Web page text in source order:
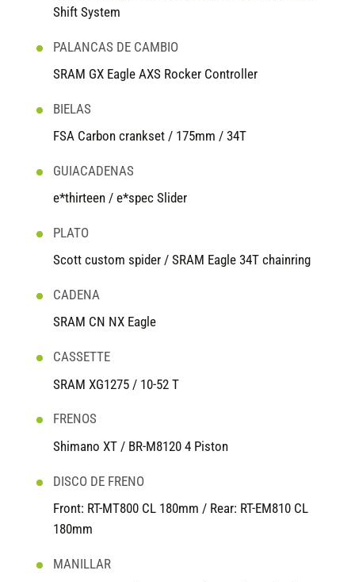
Shift System
PALANCAS DE CAMBIO
SRAM GX Eagle AXS Rocker Controller
BIELAS
FSA Carbon crankset / 175mm / 34T
GUIACADENAS
e*thirteen / e*spec Slider
PLATO
Scott custom spider / SRAM Eagle 34T chainring
CADENA
SRAM CN NX Eagle
CASSETTE
SRAM XG1275 / 10-52 T
FRENOS
Shimano XT / BR-M8120 4 Piston
DISCO DE FRENO
Front: RT-MT800 CL 180mm / Rear: RT-EM810 CL
180mm
MANILLAR